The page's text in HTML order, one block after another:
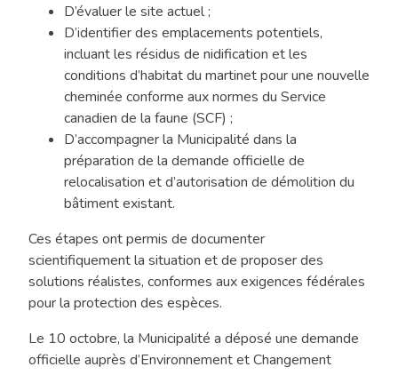
D’évaluer le site actuel ;
D’identifier des emplacements potentiels,
incluant les résidus de nidification et les
conditions d’habitat du martinet pour une nouvelle
cheminée conforme aux normes du Service
canadien de la faune (SCF) ;
D’accompagner la Municipalité dans la
préparation de la demande officielle de
relocalisation et d’autorisation de démolition du
bâtiment existant.
Ces étapes ont permis de documenter
scientifiquement la situation et de proposer des
solutions réalistes, conformes aux exigences fédérales
pour la protection des espèces.
Le 10 octobre, la Municipalité a déposé une demande
officielle auprès d’Environnement et Changement